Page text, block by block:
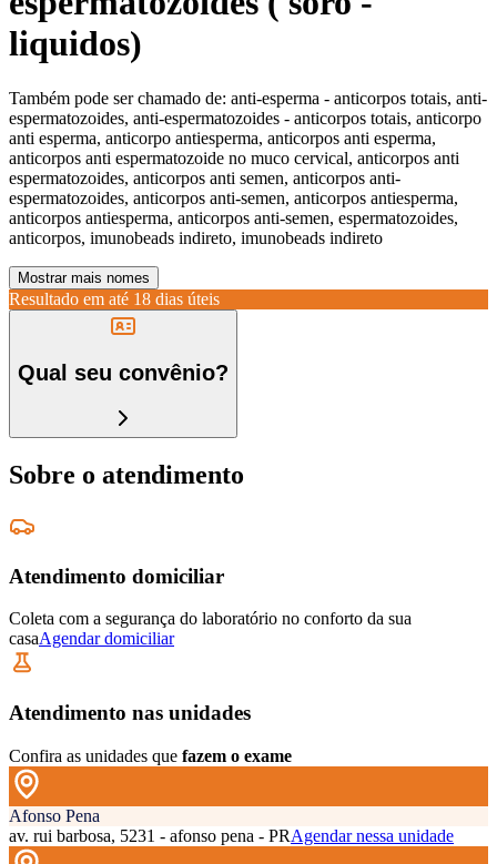
liquidos)
Também pode ser chamado de: anti-esperma - anticorpos totais, anti-
espermatozoides, anti-espermatozoides - anticorpos totais, anticorpo
anti esperma, anticorpo antiesperma, anticorpos anti esperma,
anticorpos anti espermatozoide no muco cervical, anticorpos anti
espermatozoides, anticorpos anti semen, anticorpos anti-
espermatozoides, anticorpos anti-semen, anticorpos antiesperma,
anticorpos antiesperma, anticorpos anti-semen, espermatozoides,
anticorpos, imunobeads indireto, imunobeads indireto
Mostrar mais nomes
Resultado em até 18 dias úteis
Qual seu convênio?
Sobre o atendimento
Atendimento domiciliar
Coleta com a segurança do laboratório no conforto da sua
casaAgendar domiciliar
Atendimento nas unidades
Confira as unidades que fazem o exame
Afonso Pena
av. rui barbosa, 5231 - afonso pena - PRAgendar nessa unidade